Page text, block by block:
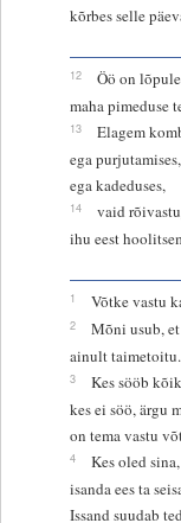
kõrbes selle
12
Öö on
maha pimeduse
13
Elagem
ega
ega kadeduses,
14
vaid
ihu eest
1 Võtke vastu
2
Mõni usub,
ainult taimetoitu.
3
Kes sööb
kes ei söö, ärgu
on tema vastu
4
Kes oled
isanda ees ta
Issand suudab